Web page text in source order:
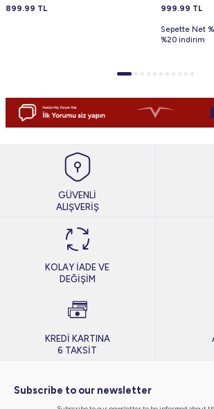
899.99 TL 999.99 TL
Sepette Net
%20 indirim
GÜVENLİ
ALIŞVERİŞ
KOLAY İADE VE
DEĞİŞİM
KREDİ KARTINA
6 TAKSİT
Subscribe to our newsletter